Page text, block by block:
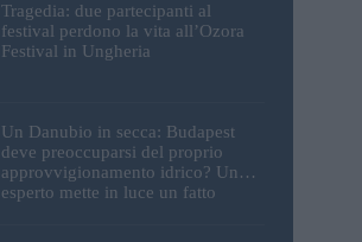
Tragedia: due partecipanti al
festival perdono la vita all’Ozora
Festival in Ungheria
Un Danubio in secca: Budapest
deve preoccuparsi del proprio
approvvigionamento idrico? Un
esperto mette in luce un fatto